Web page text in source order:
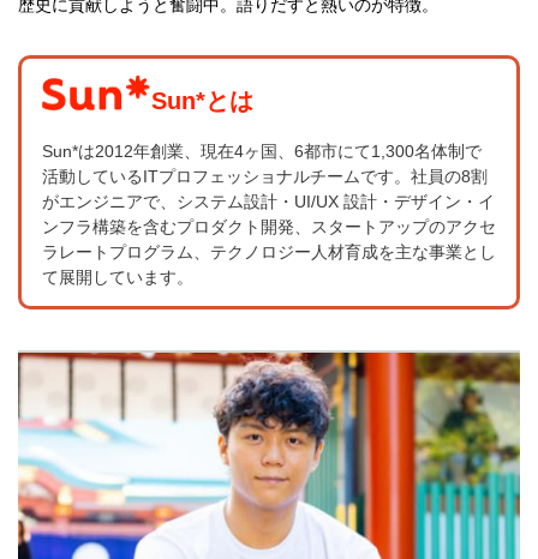
歴史に貢献しようと奮闘中。語りだすと熱いのが特徴。
Sun*とは
Sun*は2012年創業、現在4ヶ国、6都市にて1,300名体制で
活動しているITプロフェッショナルチームです。社員の8割
がエンジニアで、システム設計・UI/UX 設計・デザイン・イ
ンフラ構築を含むプロダクト開発、スタートアップのアクセ
ラレートプログラム、テクノロジー人材育成を主な事業とし
て展開しています。